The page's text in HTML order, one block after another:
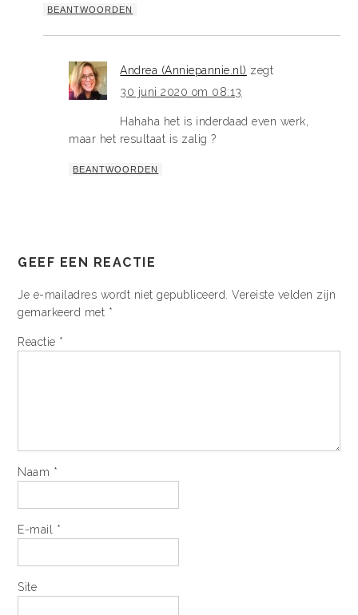
BEANTWOORDEN
Andrea (Anniepannie.nl) zegt
30 juni 2020 om 08:13
Hahaha het is inderdaad even werk,
maar het resultaat is zalig ?
BEANTWOORDEN
GEEF EEN REACTIE
Je e-mailadres wordt niet gepubliceerd.
Vereiste velden zijn
gemarkeerd met *
Reactie *
Naam *
E-mail *
Site